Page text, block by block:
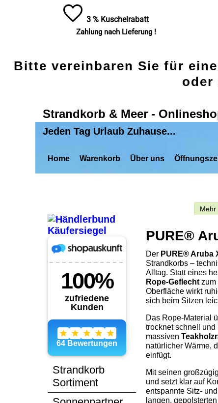
3 % Kuschelrabatt
Zahlung nach Lieferung !
Bitte vereinbaren Sie für
oder
Strandkorb & Meer -
Jeden Tag Urlaub Zuhause...
Home Warenkorb Über uns
Strandkorb
Sortiment
Mehr
PURE®
Der PURE® Aruba
Strandkorbs –
Alltag. Statt eines
Rope-Geflecht zum
Oberfläche wirkt
sich beim Sitzen
Das Rope-Material
trocknet schnell
massiven
natürlicher Wärme,
einfügt.
Mit seinen
und setzt klar auf
entspannte Sitz-
langen,